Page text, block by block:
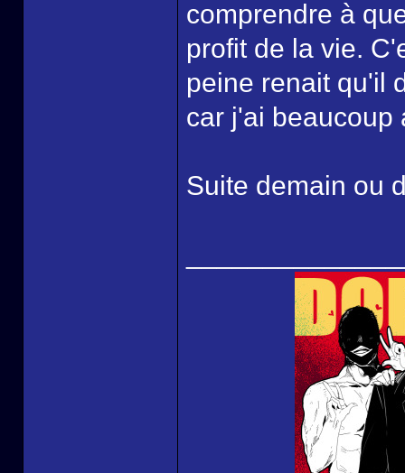
comprendre à
profit de la vie.
peine renait qu'il
car j'ai beaucoup
Suite demain ou